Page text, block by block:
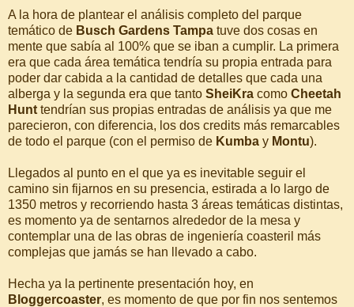
A la hora de plantear el análisis completo del parque
temático de Busch Gardens Tampa tuve dos cosas en
mente que sabía al 100% que se iban a cumplir. La primera
era que cada área temática tendría su propia entrada para
poder dar cabida a la cantidad de detalles que cada una
alberga y la segunda era que tanto SheiKra como Cheetah
Hunt tendrían sus propias entradas de análisis ya que me
parecieron, con diferencia, los dos credits más remarcables
de todo el parque (con el permiso de Kumba y Montu).
Llegados al punto en el que ya es inevitable seguir el
camino sin fijarnos en su presencia, estirada a lo largo de
1350 metros y recorriendo hasta 3 áreas temáticas distintas,
es momento ya de sentarnos alrededor de la mesa y
contemplar una de las obras de ingeniería coasteril más
complejas que jamás se han llevado a cabo.
Hecha ya la pertinente presentación hoy, en
Bloggercoaster, es momento de que por fin nos sentemos